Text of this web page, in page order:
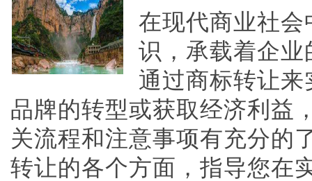
在现代商业社
识，承载着企
通过商标转让
品牌的转型或获取经济利益
关流程和注意事项有充分的
转让的各个方面，指导您在